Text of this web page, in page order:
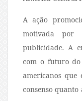
A ação
motivada
publicidade. A
com o futuro do
americanos que
consenso